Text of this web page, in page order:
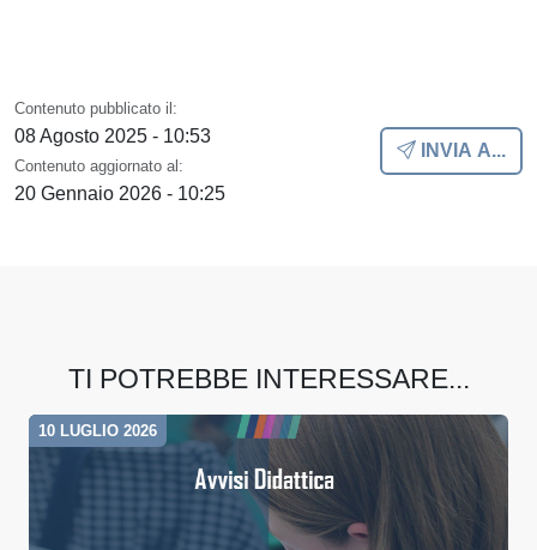
Contenuto pubblicato il:
08 Agosto 2025 - 10:53
Contenuto aggiornato al:
20 Gennaio 2026 - 10:25
INVIA A...
TI POTREBBE INTERESSARE...
10 LUGLIO 2026